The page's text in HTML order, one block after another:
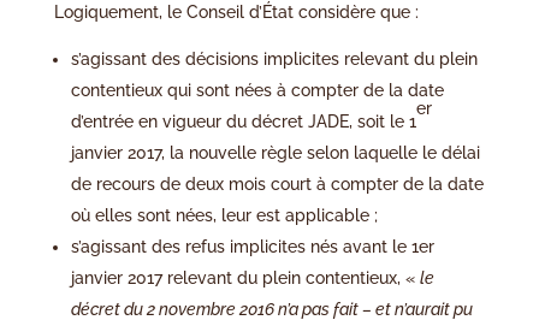
Logiquement, le Conseil d’État considère que :
s’agissant des décisions implicites relevant du plein
contentieux qui sont nées à compter de la date
d’entrée en vigueur du décret JADE, soit le 1
er
janvier 2017, la nouvelle règle selon laquelle le délai
de recours de deux mois court à compter de la date
où elles sont nées, leur est applicable ;
s’agissant des refus implicites nés avant le 1er
janvier 2017 relevant du plein contentieux, « le
décret du 2 novembre 2016 n’a pas fait – et n’aurait pu